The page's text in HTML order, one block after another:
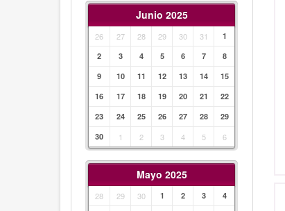
Junio 2025
26 27 28 29 30 31
1
2
3 4 5 6 7
8
9
10 11 12 13 14
15
16
17 18 19 20 21
22
23
24 25 26 27 28
29
30
1 2 3 4 5 6
Mayo 2025
28 29 30 1 2 3
4